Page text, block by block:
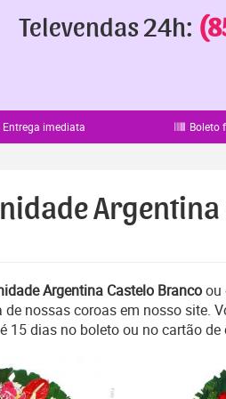
Televendas 24h:
Entrega imediata Boleto
Argentina
Argentina Castelo Brancoou
nossas coroas em nosso site.
15 dias no boleto ou no cartão de